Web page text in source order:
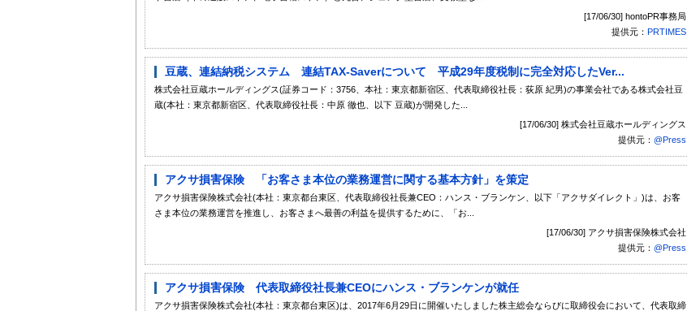
[17/06/30] hontoPR事務局
提供元： PRTIMES
豆蔵、連結納税システム 連結TAX-Saverについて 平成29年度税制に完全対応したVer...
株式会社豆蔵ホールディングス(証券コード：3756、本社：東京都新宿区、代表取締役社長：荻原 紀男)の事業会社である株式会社豆
蔵(本社：東京都新宿区、代表取締役社長：中原 徹也、以下 豆蔵)が開発した...
[17/06/30] 株式会社豆蔵ホールディングス
提供元： @Press
アクサ損害保険 「お客さま本位の業務運営に関する基本方針」を策定
アクサ損害保険株式会社(本社：東京都台東区、代表取締役社長兼CEO：ハンス・ブランケン、以下「アクサダイレクト」)は、お客
さま本位の業務運営を推進し、お客さまへ最善の利益を提供するために、「お...
[17/06/30] アクサ損害保険株式会社
提供元： @Press
アクサ損害保険 代表取締役社長兼CEOにハンス・ブランケンが就任
アクサ損害保険株式会社(本社：東京都台東区)は、2017年6月29日に開催いたしました株主総会ならびに取締役会において、代表取締